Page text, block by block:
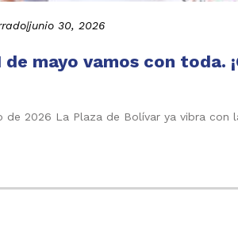
|junio 30, 2026
de mayo vamos con toda.
de 2026 La Plaza de Bolívar ya vibra